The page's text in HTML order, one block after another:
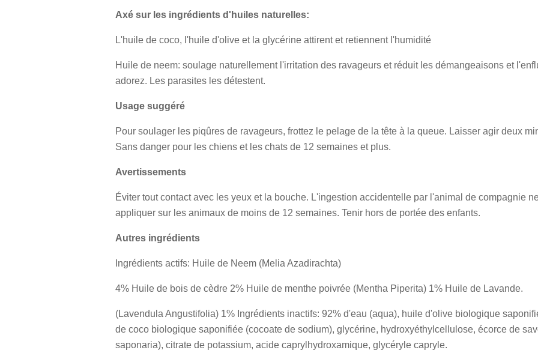
Axé sur les ingrédients d'huiles naturelles:
L'huile de coco, l'huile d'olive et la glycérine attirent et retiennent l'humidité
Huile de neem: soulage naturellement l'irritation des ravageurs et réduit les démangeaisons et
adorez. Les parasites les détestent.
Usage suggéré
Pour soulager les piqûres de ravageurs, frottez le pelage de la tête à la queue. Laisser agir deux
Sans danger pour les chiens et les chats de 12 semaines et plus.
Avertissements
Éviter tout contact avec les yeux et la bouche. L'ingestion accidentelle par l'animal de compagnie
appliquer sur les animaux de moins de 12 semaines. Tenir hors de portée des enfants.
Autres ingrédients
Ingrédients actifs: Huile de Neem (Melia Azadirachta)
4% Huile de bois de cèdre 2% Huile de menthe poivrée (Mentha Piperita) 1% Huile de Lavande.
(Lavendula Angustifolia) 1% Ingrédients inactifs: 92% d'eau (aqua), huile d'olive biologique
de coco biologique saponifiée (cocoate de sodium), glycérine, hydroxyéthylcellulose, écorce de
saponaria), citrate de potassium, acide caprylhydroxamique, glycéryle capryle.